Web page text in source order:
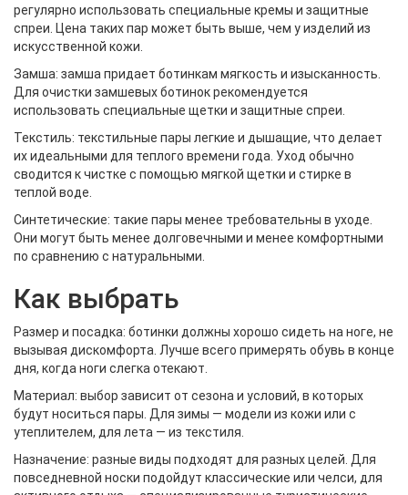
регулярно использовать специальные кремы и защитные
спреи. Цена таких пар может быть выше, чем у изделий из
искусственной кожи.
Замша: замша придает ботинкам мягкость и изысканность.
Для очистки замшевых ботинок рекомендуется
использовать специальные щетки и защитные спреи.
Текстиль: текстильные пары легкие и дышащие, что делает
их идеальными для теплого времени года. Уход обычно
сводится к чистке с помощью мягкой щетки и стирке в
теплой воде.
Синтетические: такие пары менее требовательны в уходе.
Они могут быть менее долговечными и менее комфортными
по сравнению с натуральными.
Как выбрать
Размер и посадка: ботинки должны хорошо сидеть на ноге, не
вызывая дискомфорта. Лучше всего примерять обувь в конце
дня, когда ноги слегка отекают.
Материал: выбор зависит от сезона и условий, в которых
будут носиться пары. Для зимы — модели из кожи или с
утеплителем, для лета — из текстиля.
Назначение: разные виды подходят для разных целей. Для
повседневной носки подойдут классические или челси, для